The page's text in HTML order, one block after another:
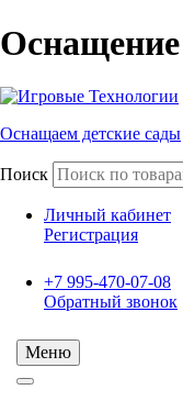
Оснащение
Оснащаем детские сады
Поиск
Личный кабинет
Регистрация
+7 995-470-07-08
Обратный звонок
Меню